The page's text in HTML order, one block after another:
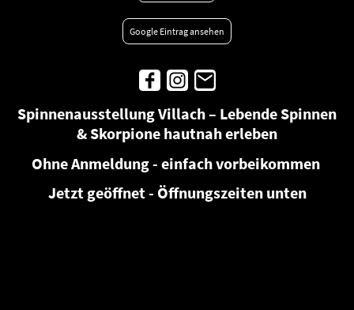
Google Eintrag ansehen
Spinnenausstellung Villach – Lebende Spinnen
& Skorpione hautnah erleben
Ohne Anmeldung - einfach vorbeikommen
Jetzt geöffnet - Öffnungszeiten unten